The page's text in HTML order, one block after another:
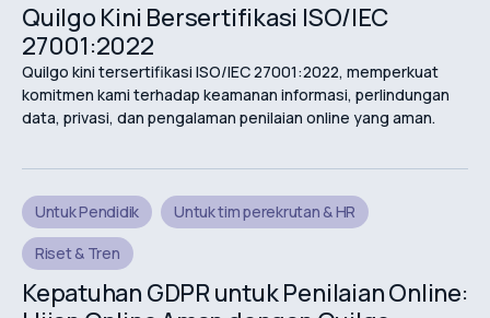
Quilgo Kini Bersertifikasi ISO/IEC
27001:2022
Quilgo kini tersertifikasi ISO/IEC 27001:2022, memperkuat
komitmen kami terhadap keamanan informasi, perlindungan
data, privasi, dan pengalaman penilaian online yang aman.
Untuk Pendidik
Untuk tim perekrutan & HR
Riset & Tren
Kepatuhan GDPR untuk Penilaian Online: